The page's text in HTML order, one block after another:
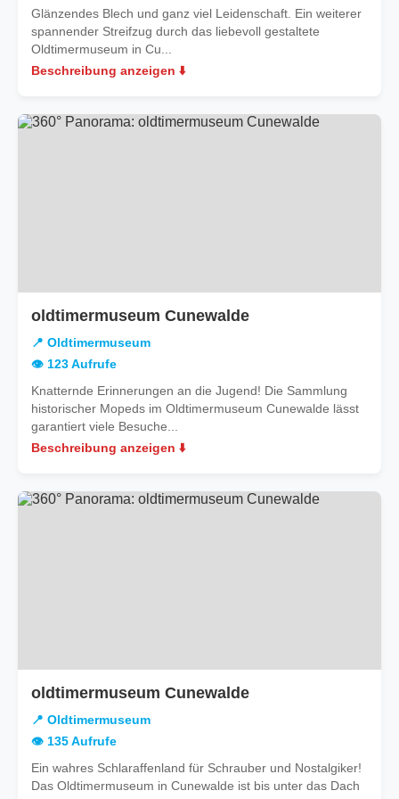
Glänzendes Blech und ganz viel Leidenschaft. Ein weiterer
spannender Streifzug durch das liebevoll gestaltete
Oldtimermuseum in Cu...
Beschreibung anzeigen ⬇️
oldtimermuseum Cunewalde
📍 Oldtimermuseum
👁️ 123 Aufrufe
Knatternde Erinnerungen an die Jugend! Die Sammlung
historischer Mopeds im Oldtimermuseum Cunewalde lässt
garantiert viele Besuche...
Beschreibung anzeigen ⬇️
oldtimermuseum Cunewalde
📍 Oldtimermuseum
👁️ 135 Aufrufe
Ein wahres Schlaraffenland für Schrauber und Nostalgiker!
Das Oldtimermuseum in Cunewalde ist bis unter das Dach